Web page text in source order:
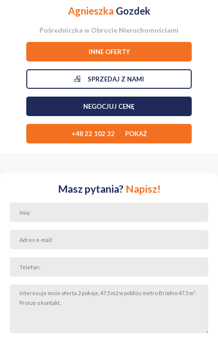
Agnieszka Gozdek
Pośredniczka w Obrocie Nieruchomościami
INNE OFERTY
SPRZEDAJ Z NAMI
NEGOCJUJ CENĘ
+48 22 102 32 POKAŻ
Masz pytania? Napisz!